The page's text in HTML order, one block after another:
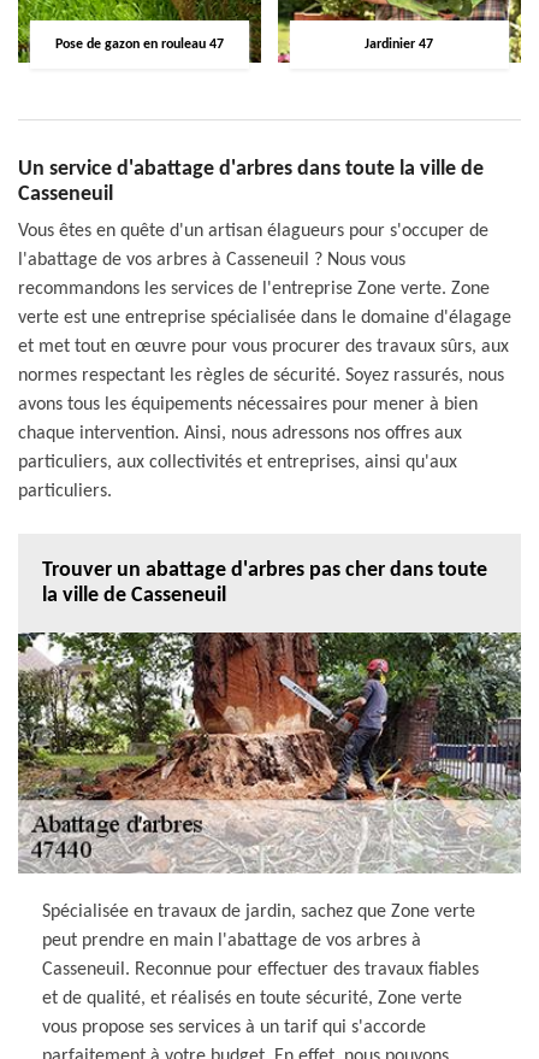
Pose de gazon en rouleau 47 Jardinier 47
Un service d'abattage d'arbres dans toute la ville de
Casseneuil
Vous êtes en quête d'un artisan élagueurs pour s'occuper de
l'abattage de vos arbres à Casseneuil ? Nous vous
recommandons les services de l'entreprise Zone verte. Zone
verte est une entreprise spécialisée dans le domaine d'élagage
et met tout en œuvre pour vous procurer des travaux sûrs, aux
normes respectant les règles de sécurité. Soyez rassurés, nous
avons tous les équipements nécessaires pour mener à bien
chaque intervention. Ainsi, nous adressons nos offres aux
particuliers, aux collectivités et entreprises, ainsi qu'aux
particuliers.
Trouver un abattage d'arbres pas cher dans toute
la ville de Casseneuil
Spécialisée en travaux de jardin, sachez que Zone verte
peut prendre en main l'abattage de vos arbres à
Casseneuil. Reconnue pour effectuer des travaux fiables
et de qualité, et réalisés en toute sécurité, Zone verte
vous propose ses services à un tarif qui s'accorde